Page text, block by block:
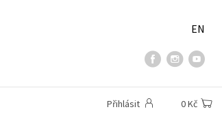
EN
Přihlásit 0 Kč